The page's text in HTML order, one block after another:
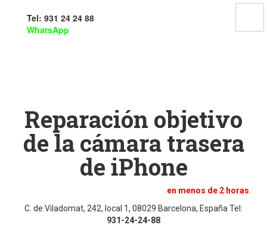
Tel: 931 24 24 88
WhatsApp
Reparar Cristal de la Camara
Reparación objetivo
de la cámara trasera
de iPhone
en menos de 2 horas
C. de Viladomat, 242, local 1, 08029 Barcelona, España Tel:
931-24-24-88